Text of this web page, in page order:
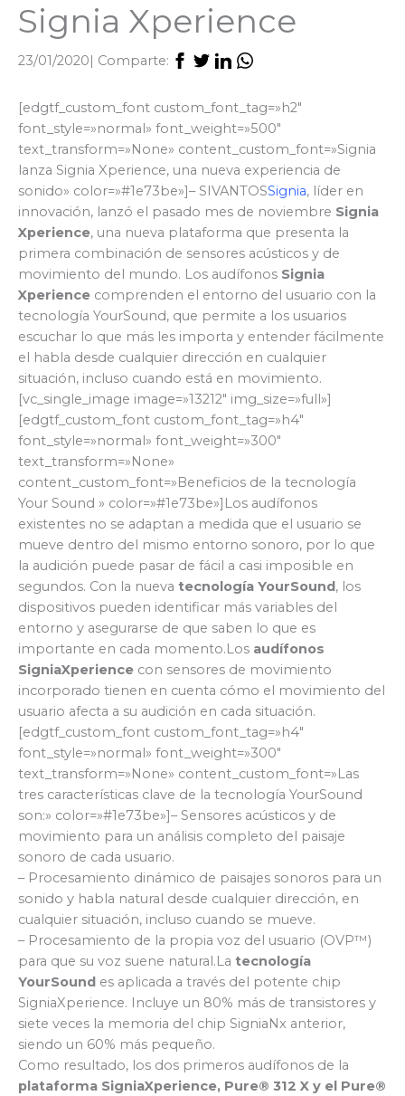
Signia Xperience
23/01/2020| Comparte:
[edgtf_custom_font custom_font_tag=»h2″
font_style=»normal» font_weight=»500″
text_transform=»None» content_custom_font=»Signia
lanza Signia Xperience, una nueva experiencia de
sonido» color=»#1e73be»]– SIVANTOSSignia, líder en
innovación, lanzó el pasado mes de noviembre Signia
Xperience, una nueva plataforma que presenta la
primera combinación de sensores acústicos y de
movimiento del mundo. Los audífonos Signia
Xperience comprenden el entorno del usuario con la
tecnología YourSound, que permite a los usuarios
escuchar lo que más les importa y entender fácilmente
el habla desde cualquier dirección en cualquier
situación, incluso cuando está en movimiento.
[vc_single_image image=»13212″ img_size=»full»]
[edgtf_custom_font custom_font_tag=»h4″
font_style=»normal» font_weight=»300″
text_transform=»None»
content_custom_font=»Beneficios de la tecnología
Your Sound » color=»#1e73be»]Los audífonos
existentes no se adaptan a medida que el usuario se
mueve dentro del mismo entorno sonoro, por lo que
la audición puede pasar de fácil a casi imposible en
segundos. Con la nueva tecnología YourSound, los
dispositivos pueden identificar más variables del
entorno y asegurarse de que saben lo que es
importante en cada momento.Los audífonos
SigniaXperience con sensores de movimiento
incorporado tienen en cuenta cómo el movimiento del
usuario afecta a su audición en cada situación.
[edgtf_custom_font custom_font_tag=»h4″
font_style=»normal» font_weight=»300″
text_transform=»None» content_custom_font=»Las
tres características clave de la tecnología YourSound
son:» color=»#1e73be»]– Sensores acústicos y de
movimiento para un análisis completo del paisaje
sonoro de cada usuario.
– Procesamiento dinámico de paisajes sonoros para un
sonido y habla natural desde cualquier dirección, en
cualquier situación, incluso cuando se mueve.
– Procesamiento de la propia voz del usuario (OVP™)
para que su voz suene natural.La tecnología
YourSound es aplicada a través del potente chip
SigniaXperience. Incluye un 80% más de transistores y
siete veces la memoria del chip SigniaNx anterior,
siendo un 60% más pequeño.
Como resultado, los dos primeros audífonos de la
plataforma SigniaXperience, Pure® 312 X y el Pure®